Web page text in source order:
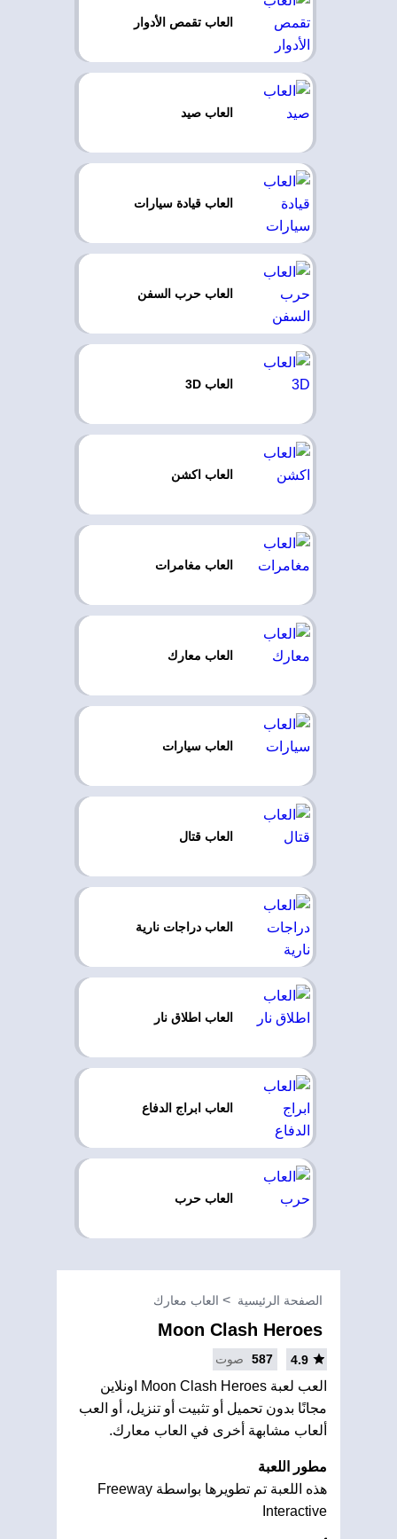
العاب تقمص الأدوار
العاب صيد
العاب قيادة سيارات
العاب حرب السفن
العاب 3D
العاب اكشن
العاب مغامرات
العاب معارك
العاب سيارات
العاب قتال
العاب دراجات نارية
العاب اطلاق نار
العاب ابراج الدفاع
العاب حرب
الصفحة الرئيسية العاب معارك
Moon Clash Heroes
4.9
587 صوت
العب لعبة Moon Clash Heroes اونلاين
مجانًا بدون تحميل أو تثبيت أو تنزيل، أو العب
ألعاب مشابهة أخرى في العاب معارك.
مطور اللعبة
هذه اللعبة تم تطويرها بواسطة Freeway
Interactive